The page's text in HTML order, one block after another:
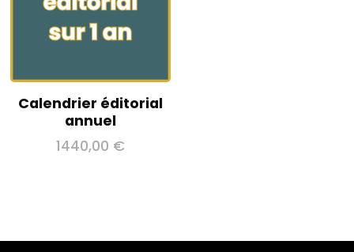
Calendrier éditorial
annuel
1440,00 €